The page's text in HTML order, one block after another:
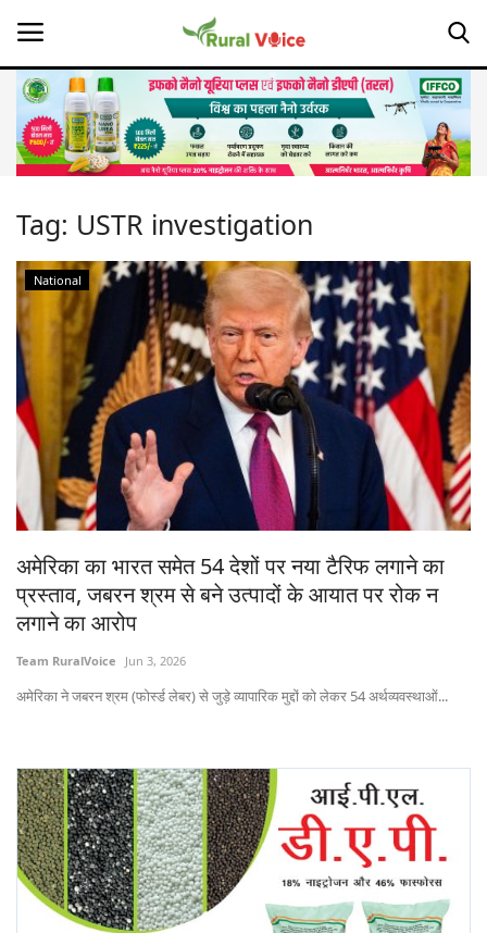
Home
About Us
Leadership Profiles
Opinion
Politics
Magazine
States
Events
Agribusiness
Agritech
International
Rural Dialogue
Ground Report
Tag: USTR investigation
National
अमेरिका का भारत समेत 54 देशों पर नया टैरिफ लगाने का
प्रस्ताव, जबरन श्रम से बने उत्पादों के आयात पर रोक न
लगाने का आरोप
Team RuralVoice Jun 3, 2026
अमेरिका ने जबरन श्रम (फोर्स्ड लेबर) से जुड़े व्यापारिक मुद्दों को लेकर 54 अर्थव्यवस्थाओं...